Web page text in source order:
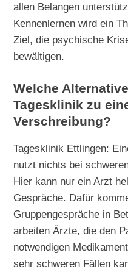
allen Belangen
Kennenlernen wird ein
Ziel, die psychische
bewältigen.
Welche
Tagesklinik zu
Verschreibung?
Tagesklinik Ettlingen:
nutzt nichts bei
Hier kann nur ein Arzt
Gespräche. Dafür
Gruppengespräche in
arbeiten Ärzte, die den
notwendigen
sehr schweren Fällen